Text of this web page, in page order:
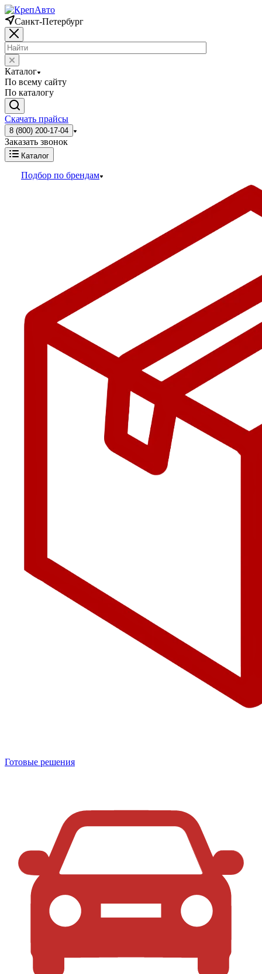
Санкт-Петербург
Каталог
По всему сайту
По каталогу
Скачать прайсы
8 (800) 200-17-04
Заказать звонок
Каталог
Подбор по брендам
Готовые решения